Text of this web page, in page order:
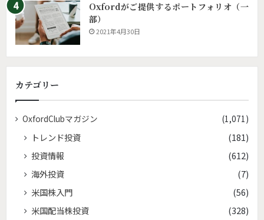
Oxfordがご提供するポートフォリオ（一
部）
2021年4月30日
カテゴリー
OxfordClubマガジン (1,071)
トレンド投資
(181)
投資情報
(612)
海外投資
(7)
米国株入門
(56)
米国配当株投資
(328)